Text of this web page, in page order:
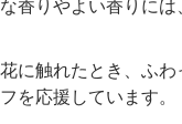
りやよい香りに
に触れたとき、ふ
を応援しています。